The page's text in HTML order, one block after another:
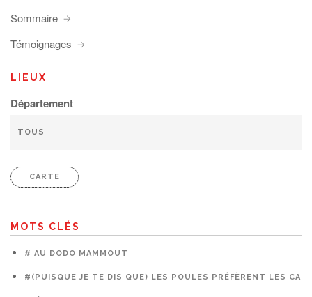
Sommaire
Témoignages
LIEUX
Département
CARTE
MOTS CLÉS
# AU DODO MAMMOUT
#(PUISQUE JE TE DIS QUE) LES POULES PRÉFÈRENT LES